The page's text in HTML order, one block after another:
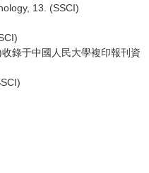
13. (SSCI)
錄于中國人民大學複印報刊資